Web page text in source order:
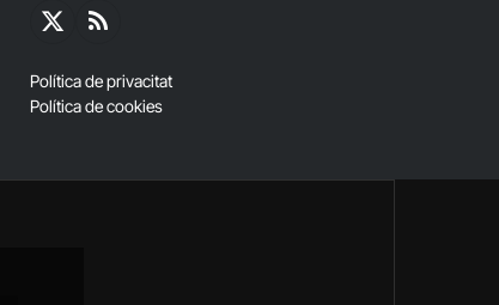
X
RSS
Política de privacitat
Política de cookies